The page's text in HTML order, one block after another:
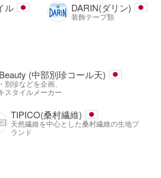
ル DARIN(ダリン)
装飾テープ類
(中部別珍コール天)
別珍などを企画、
スタイルメーカー
TIPICO(桑村繊維)
天然繊維を中心とした桑村繊維の生地ブ
ランド